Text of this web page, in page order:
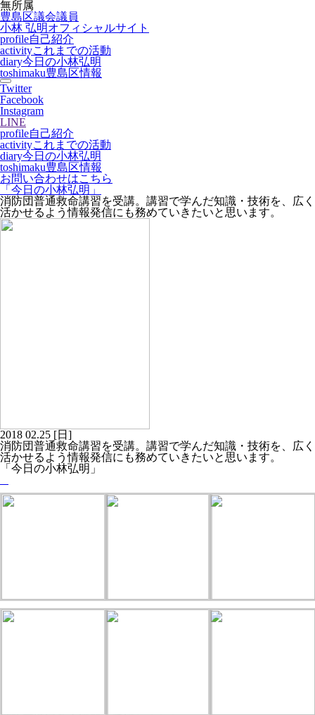
無所属
豊島区議会議員
小林 弘明オフィシャルサイト
profile自己紹介
activityこれまでの活動
diary今日の小林弘明
toshimaku豊島区情報
Twitter
Facebook
Instagram
LINE
profile自己紹介
activityこれまでの活動
diary今日の小林弘明
toshimaku豊島区情報
お問い合わせはこちら
「今日の小林弘明」
消防団普通救命講習を受講。講習で学んだ知識・技術を、広く
活かせるよう情報発信にも務めていきたいと思います。
2018 02.25 [日]
消防団普通救命講習を受講。講習で学んだ知識・技術を、広く
活かせるよう情報発信にも務めていきたいと思います。
「今日の小林弘明」